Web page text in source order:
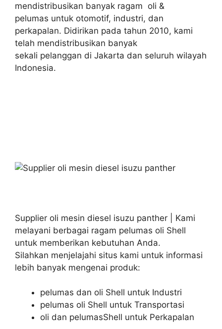
mendistribusikan banyak ragam oli &
pelumas untuk otomotif, industri, dan
perkapalan. Didirikan pada tahun 2010, kami
telah mendistribusikan banyak
sekali pelanggan di Jakarta dan seluruh wilayah
Indonesia.
Supplier oli mesin diesel isuzu panther | Kami
melayani berbagai ragam pelumas oli Shell
untuk memberikan kebutuhan Anda.
Silahkan menjelajahi situs kami untuk informasi
lebih banyak mengenai produk:
pelumas dan oli Shell untuk Industri
pelumas oli Shell untuk Transportasi
oli dan pelumasShell untuk Perkapalan